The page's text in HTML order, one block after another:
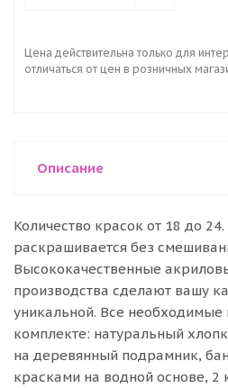
Цена действительна только для
отличаться от цен в розничных
Описание
Количество красок от 18 до
раскрашивается без
Высококачественные
производства сделают вашу
уникальной. Все необходимые
комплекте: натуральный
на деревянный подрамник,
красками на водной основе, 2